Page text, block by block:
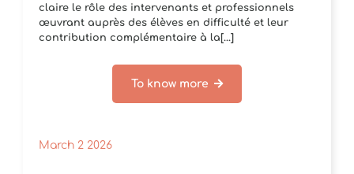
claire le rôle des intervenants et professionnels
œuvrant auprès des élèves en difficulté et leur
contribution complémentaire à la[...]
To know more
March 2 2026